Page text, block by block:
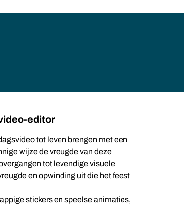
editor
tot leven brengen met een
wijze de vreugde van deze
tot levendige visuele
en opwinding uit die het feest
stickers en speelse animaties,